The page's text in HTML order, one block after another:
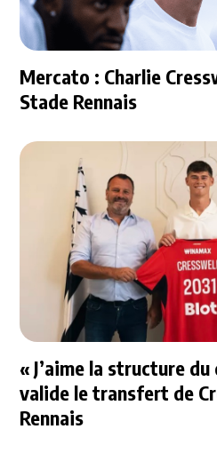
Mercato : Charlie
Stade Rennais
« J’aime la structure
valide le transfert de
Rennais